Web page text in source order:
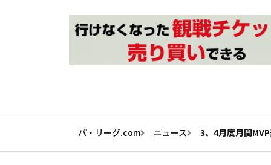
パ・リーグ.com ニュース 3、4月度月間